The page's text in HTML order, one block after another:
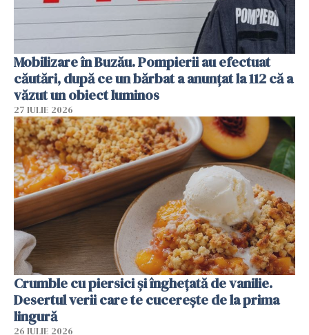
Mobilizare în Buzău. Pompierii au efectuat
căutări, după ce un bărbat a anunțat la 112 că a
văzut un obiect luminos
27 IULIE 2026
Crumble cu piersici și înghețată de vanilie.
Desertul verii care te cucerește de la prima
lingură
26 IULIE 2026